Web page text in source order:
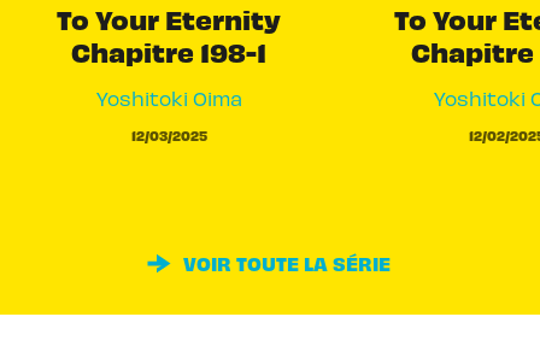
To Your Eternity
Chapitre 198-1
Yoshitoki Oima
12/03/2025
To Your
Chapitre
Yoshitoki
12/02/
VOIR TOUTE LA SÉRIE